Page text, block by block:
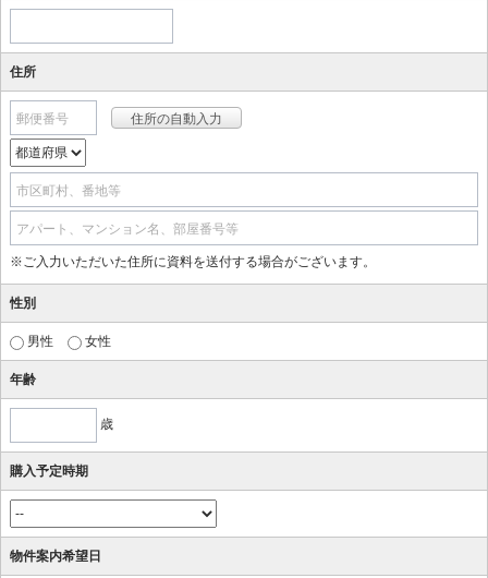
住所
郵便番号
市区町村、番地等
アパート、マンション名、部屋番号等
※ご入力いただいた住所に資料を送付する場合がございます。
性別
男性 女性
年齢
歳
購入予定時期
物件案内希望日